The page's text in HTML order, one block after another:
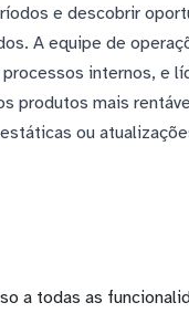
e descobrir
A equipe de
internos, e
produtos mais
ou
a todas as